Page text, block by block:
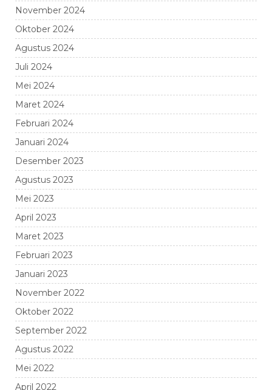
November 2024
Oktober 2024
Agustus 2024
Juli 2024
Mei 2024
Maret 2024
Februari 2024
Januari 2024
Desember 2023
Agustus 2023
Mei 2023
April 2023
Maret 2023
Februari 2023
Januari 2023
November 2022
Oktober 2022
September 2022
Agustus 2022
Mei 2022
April 2022